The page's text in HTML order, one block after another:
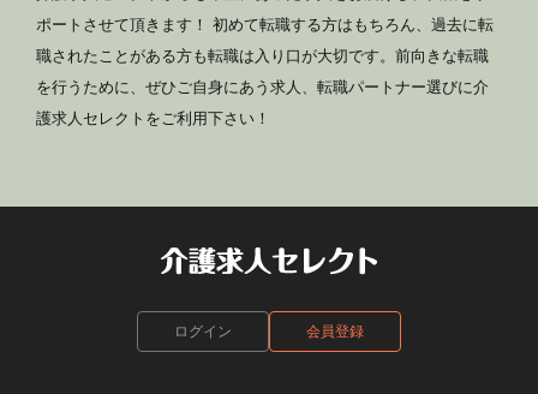
ポートさせて頂きます！ 初めて転職する方はもちろん、過去に転
職されたことがある方も転職は入り口が大切です。前向きな転職
を行うために、ぜひご自身にあう求人、転職パートナー選びに介
護求人セレクトをご利用下さい！
ログイン 会員登録